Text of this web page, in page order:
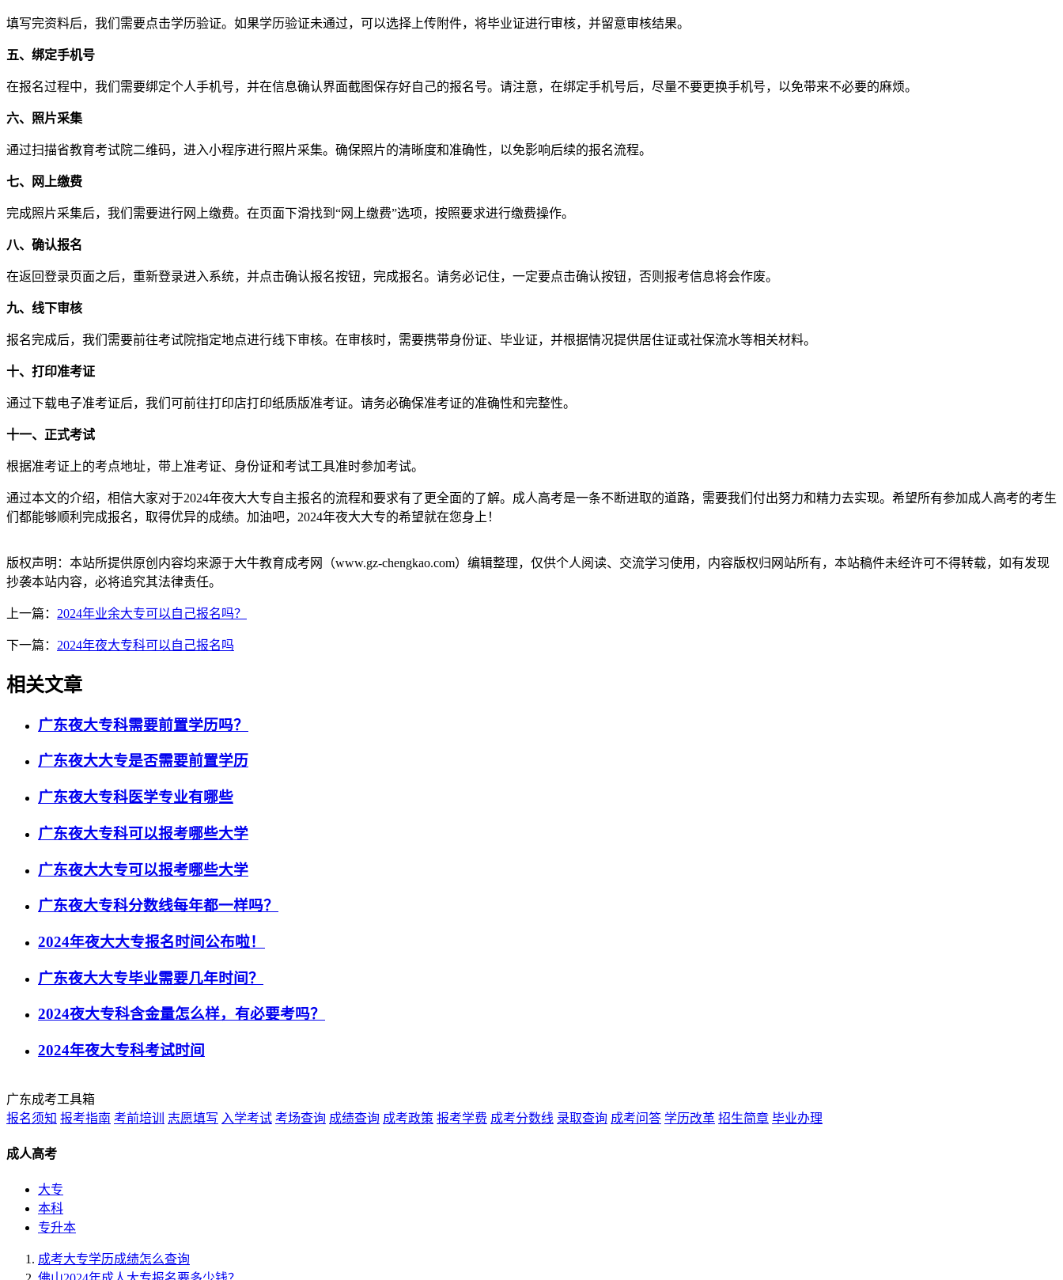
填写完资料后，我们需要点击学历验证。如果学历验证未通过，可以选择上传附件，将毕业证进行审核，并留意审核结果。
五、绑定手机号
在报名过程中，我们需要绑定个人手机号，并在信息确认界面截图保存好自己的报名号。请注意，在绑定手机号后，尽量不要更换手机号，以免带来不必要的麻烦。
六、照片采集
通过扫描省教育考试院二维码，进入小程序进行照片采集。确保照片的清晰度和准确性，以免影响后续的报名流程。
七、网上缴费
完成照片采集后，我们需要进行网上缴费。在页面下滑找到“网上缴费”选项，按照要求进行缴费操作。
八、确认报名
在返回登录页面之后，重新登录进入系统，并点击确认报名按钮，完成报名。请务必记住，一定要点击确认按钮，否则报考信息将会作废。
九、线下审核
报名完成后，我们需要前往考试院指定地点进行线下审核。在审核时，需要携带身份证、毕业证，并根据情况提供居住证或社保流水等相关材料。
十、打印准考证
通过下载电子准考证后，我们可前往打印店打印纸质版准考证。请务必确保准考证的准确性和完整性。
十一、正式考试
根据准考证上的考点地址，带上准考证、身份证和考试工具准时参加考试。
通过本文的介绍，相信大家对于2024年夜大大专自主报名的流程和要求有了更全面的了解。成人高考是一条不断进取的道路，需要我们付出努力和精力去实现。希望所有参加成人高考的考生
们都能够顺利完成报名，取得优异的成绩。加油吧，2024年夜大大专的希望就在您身上！
版权声明： 本站所提供原创内容均来源于大牛教育成考网（www.gz-chengkao.com）编辑整理，仅供个人阅读、交流学习使用，内容版权归网站所有，本站稿件未经许可不得转载，如有发现
抄袭本站内容，必将追究其法律责任。
上一篇： 2024年业余大专可以自己报名吗？
下一篇： 2024年夜大专科可以自己报名吗
相关文章
广东夜大专科需要前置学历吗？
广东夜大大专是否需要前置学历
广东夜大专科医学专业有哪些
广东夜大专科可以报考哪些大学
广东夜大大专可以报考哪些大学
广东夜大专科分数线每年都一样吗？
2024年夜大大专报名时间公布啦！
广东夜大大专毕业需要几年时间？
2024夜大专科含金量怎么样，有必要考吗？
2024年夜大专科考试时间
广东成考工具箱
报名须知 报考指南 考前培训 志愿填写 入学考试 考场查询 成绩查询 成考政策 报考学费 成考分数线 录取查询 成考问答 学历改革 招生简章 毕业办理
成人高考
大专
本科
专升本
成考大专学历成绩怎么查询